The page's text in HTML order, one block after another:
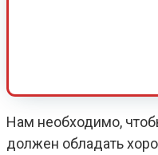
Нам необходимо,
должен обладать